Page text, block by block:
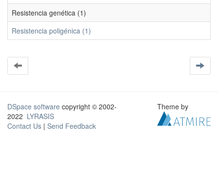
Resistencia genética (1)
Resistencia poligénica (1)
DSpace software copyright © 2002-
2022 LYRASIS
Contact Us | Send Feedback
Theme by